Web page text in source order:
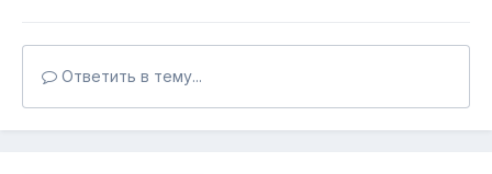
Ответить в тему...